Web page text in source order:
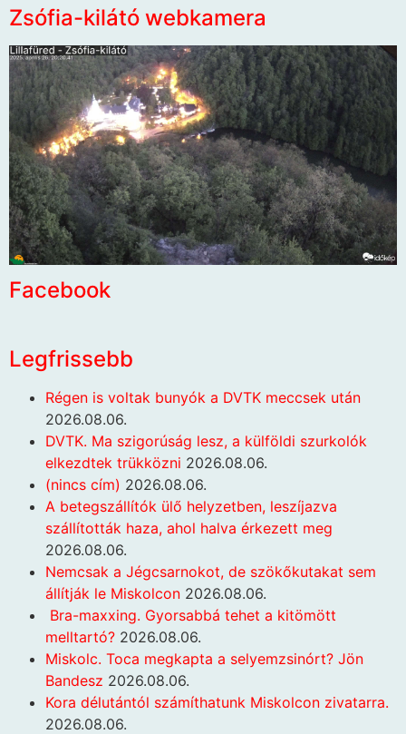
Zsófia-kilátó webkamera
Facebook
Legfrissebb
Régen is voltak bunyók a DVTK meccsek után
2026.08.06.
DVTK. Ma szigorúság lesz, a külföldi szurkolók
elkezdtek trükközni 2026.08.06.
(nincs cím) 2026.08.06.
A betegszállítók ülő helyzetben, leszíjazva
szállították haza, ahol halva érkezett meg
2026.08.06.
Nemcsak a Jégcsarnokot, de szökőkutakat sem
állítják le Miskolcon 2026.08.06.
Bra-maxxing. Gyorsabbá tehet a kitömött
melltartó? 2026.08.06.
Miskolc. Toca megkapta a selyemzsinórt? Jön
Bandesz 2026.08.06.
Kora délutántól számíthatunk Miskolcon zivatarra.
2026.08.06.